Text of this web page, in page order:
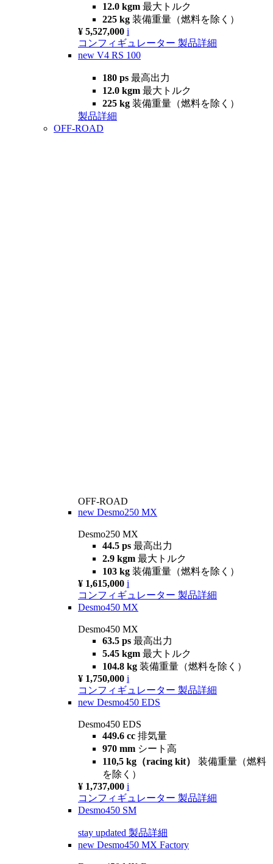
12.0 kgm 最大トルク
225 kg 装備重量（燃料を除く）
¥ 5,527,000 i
コンフィギュレーター 製品詳細
new V4 RS 100
180 ps 最高出力
12.0 kgm 最大トルク
225 kg 装備重量（燃料を除く）
製品詳細
OFF-ROAD
OFF-ROAD
new Desmo250 MX
Desmo250 MX
44.5 ps 最高出力
2.9 kgm 最大トルク
103 kg 装備重量（燃料を除く）
¥ 1,615,000 i
コンフィギュレーター 製品詳細
Desmo450 MX
Desmo450 MX
63.5 ps 最高出力
5.45 kgm 最大トルク
104.8 kg 装備重量（燃料を除く）
¥ 1,750,000 i
コンフィギュレーター 製品詳細
new Desmo450 EDS
Desmo450 EDS
449.6 cc 排気量
970 mm シート高
110,5 kg（racing kit） 装備重量（燃料
を除く）
¥ 1,737,000 i
コンフィギュレーター 製品詳細
Desmo450 SM
stay updated 製品詳細
new Desmo450 MX Factory